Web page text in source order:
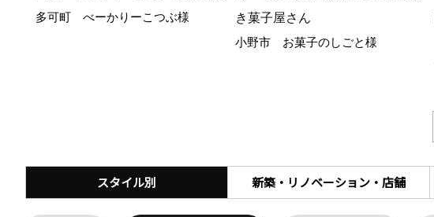
多可町 べーかりーこつぶ様
き菓子屋さん
小野市 お菓子のしごと様
スタイル別 新築・リノベーション・店舗